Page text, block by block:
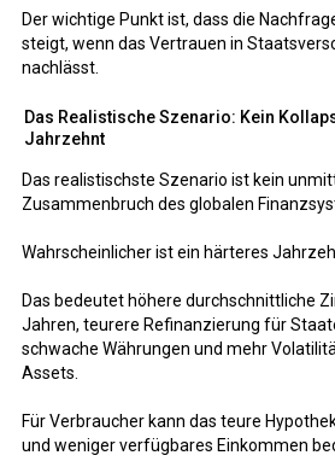
Der wichtige Punkt ist, dass die
steigt, wenn das Vertrauen in
nachlässt.
Das Realistische Szenario: Kein
Jahrzehnt
Das realistischste Szenario ist kein
Zusammenbruch des globalen
Wahrscheinlicher ist ein härteres
Das bedeutet höhere durchschnittliche
Jahren, teurere Refinanzierung für
schwache Währungen und mehr
Assets.
Für Verbraucher kann das teure
und weniger verfügbares Einkommen